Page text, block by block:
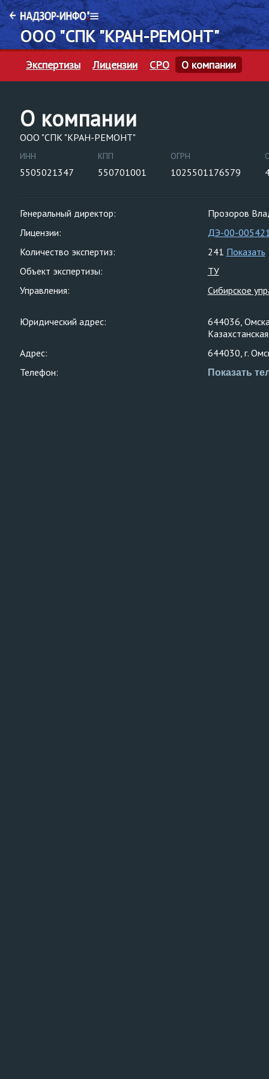
ООО "СПК "КРАН-РЕМОНТ"
Экспертизы Лицензии СРО О компании
О компании
ООО "СПК "КРАН-РЕМОНТ"
ИНН
5505021347
КПП
550701001
ОГРН
1025501176579
Генеральный директор:
Прозоров
Лицензии:
ДЭ-00-
Количество экспертиз:
241 Показать
Объект экспертизы:
ТУ
Управления:
Сибирское
Юридический адрес:
644036,
Адрес:
644030, г.
Телефон:
Показать